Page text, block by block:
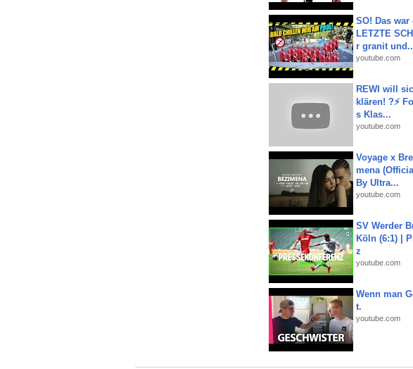
SO! Das
LETZTE
r granit
youtube.com
REWI will
klären! ?⚡️
s Klas...
youtube.com
Voyage x
mena
By Ultra...
youtube.com
SV Werder
Köln (6:1) |
z
youtube.com
Wenn man
t.
youtube.com